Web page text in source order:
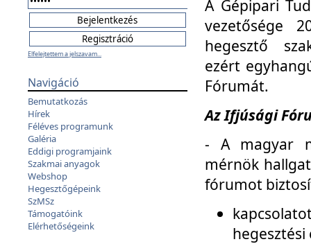
Elfelejtettem a jelszavam...
Navigáció
Bemutatkozás
Hírek
Féléves programunk
Galéria
Eddigi programjaink
Szakmai anyagok
Webshop
Hegesztőgépeink
SzMSz
Támogatóink
Elérhetőségeink
A Gépipari
vezetősége
hegesztő
ezért
Fórumát.
Az Ifjúsági
- A magyar
mérnök
fórumot